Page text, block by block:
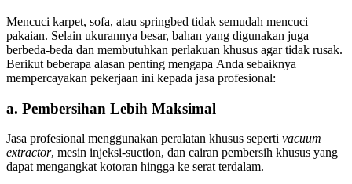
Mencuci karpet, sofa, atau springbed tidak semudah mencuci
pakaian. Selain ukurannya besar, bahan yang digunakan juga
berbeda-beda dan membutuhkan perlakuan khusus agar tidak rusak.
Berikut beberapa alasan penting mengapa Anda sebaiknya
mempercayakan pekerjaan ini kepada jasa profesional:
a. Pembersihan Lebih Maksimal
Jasa profesional menggunakan peralatan khusus seperti vacuum
extractor, mesin injeksi-suction, dan cairan pembersih khusus yang
dapat mengangkat kotoran hingga ke serat terdalam.